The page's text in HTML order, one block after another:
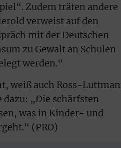
Zudem träten andere
verweist auf den
mit der Deutschen
zu Gewalt an Schulen
werden.“
weiß auch Ross-
„Die schärfsten
was in Kinder- und
(PRO)